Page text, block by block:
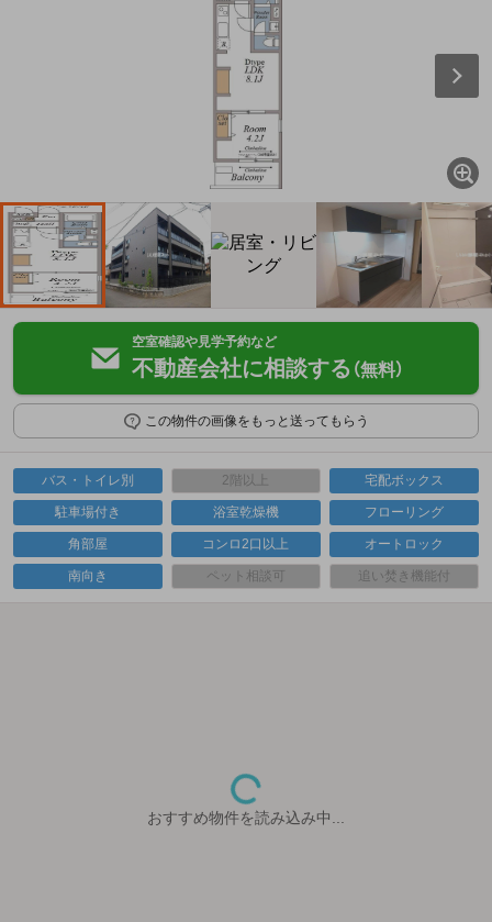
空室確認や見学予約など
不動産会社に相談する （無料）
この物件の画像をもっと送ってもらう
バス・トイレ別 2階以上 宅配ボックス
駐車場付き 浴室乾燥機 フローリング
角部屋 コンロ2口以上 オートロック
南向き ペット相談可 追い焚き機能付
おすすめ物件を読み込み中...